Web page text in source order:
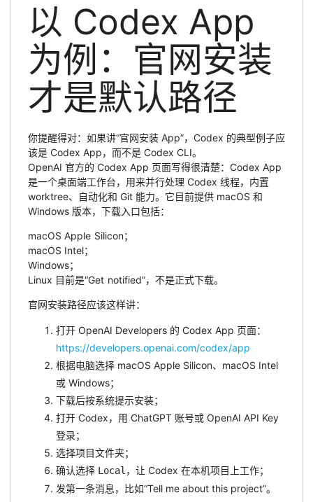
以 Codex App
为例：官网安装
才是默认路径
你提醒得对：如果讲“官网安装 App”，Codex 的典型例子应
该是 Codex App，而不是 Codex CLI。
OpenAI 官方的 Codex App 页面写得很清楚：Codex App
是一个桌面端工作台，用来并行处理 Codex 线程，内置
worktree、自动化和 Git 能力。它目前提供 macOS 和
Windows 版本，下载入口包括：
macOS Apple Silicon；
macOS Intel；
Windows；
Linux 目前是“Get notified”，不是正式下载。
官网安装路径应该这样讲：
打开 OpenAI Developers 的 Codex App 页面：
https://developers.openai.com/codex/app
根据电脑选择 macOS Apple Silicon、macOS Intel
或 Windows；
下载后按系统提示安装；
打开 Codex，用 ChatGPT 账号或 OpenAI API Key
登录；
选择项目文件夹；
确认选择 Local，让 Codex 在本机项目上工作；
发第一条消息，比如“Tell me about this project”。